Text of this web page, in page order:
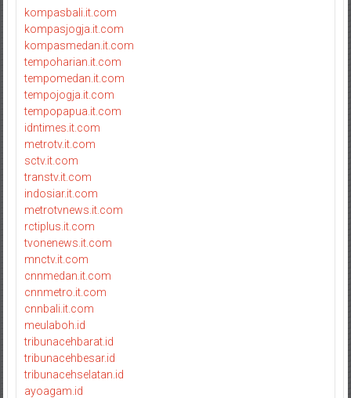
kompasbali.it.com
kompasjogja.it.com
kompasmedan.it.com
tempoharian.it.com
tempomedan.it.com
tempojogja.it.com
tempopapua.it.com
idntimes.it.com
metrotv.it.com
sctv.it.com
transtv.it.com
indosiar.it.com
metrotvnews.it.com
rctiplus.it.com
tvonenews.it.com
mnctv.it.com
cnnmedan.it.com
cnnmetro.it.com
cnnbali.it.com
meulaboh.id
tribunacehbarat.id
tribunacehbesar.id
tribunacehselatan.id
ayoagam.id